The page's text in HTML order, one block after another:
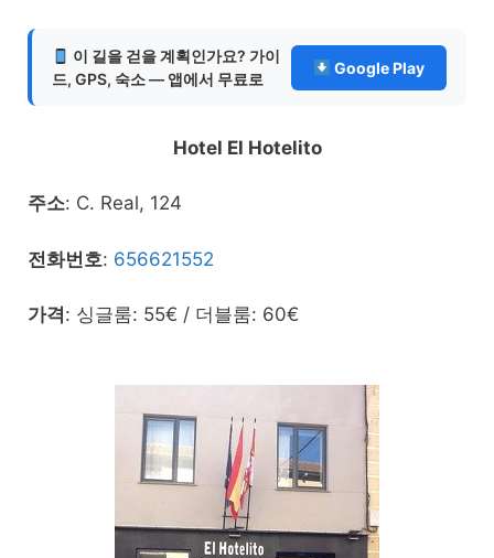
이 길을 걷을 계획인가요? 가이
드, GPS, 숙소 — 앱에서 무료로
Google Play
Hotel El Hotelito
주소: C. Real, 124
전화번호: 656621552
가격 : 싱글룸: 55€ / 더블룸: 60€